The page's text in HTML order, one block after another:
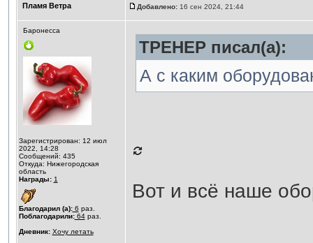
Пламя Ветра Добавлено:16 сен 2024, 21:44
Баронесса
Зарегистрирован: 12 июл
2022, 14:28
Сообщений: 435
Откуда: Нижегородская
область
Награды: 1
Благодарил (а):6 раз.
Поблагодарили:64раз.
Дневник: Хочу летать
ТРЕНЕР писал(а):
А с каким
Вот и всё наше